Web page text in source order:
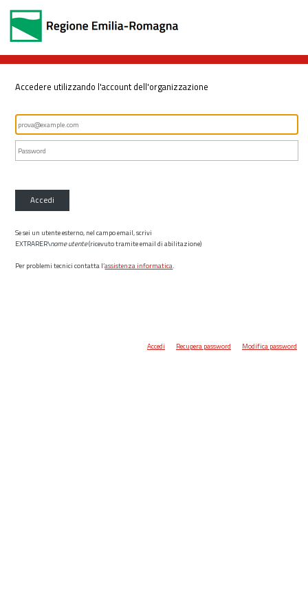
Accedere utilizzando l'account dell'organizzazione
Accedi
Se sei un utente esterno, nel campo email, scrivi
EXTRARER\nome utente(ricevuto tramite email di abilitazione)
Per problemi tecnici contatta l’assistenza informatica.
Accedi Recupera password Modifica password